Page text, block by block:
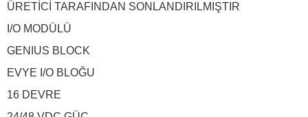
ÜRETİCİ TARAFINDAN SONLANDIRILMIŞTIR
I/O MODÜLÜ
GENIUS BLOCK
EVYE I/O BLOĞU
16 DEVRE